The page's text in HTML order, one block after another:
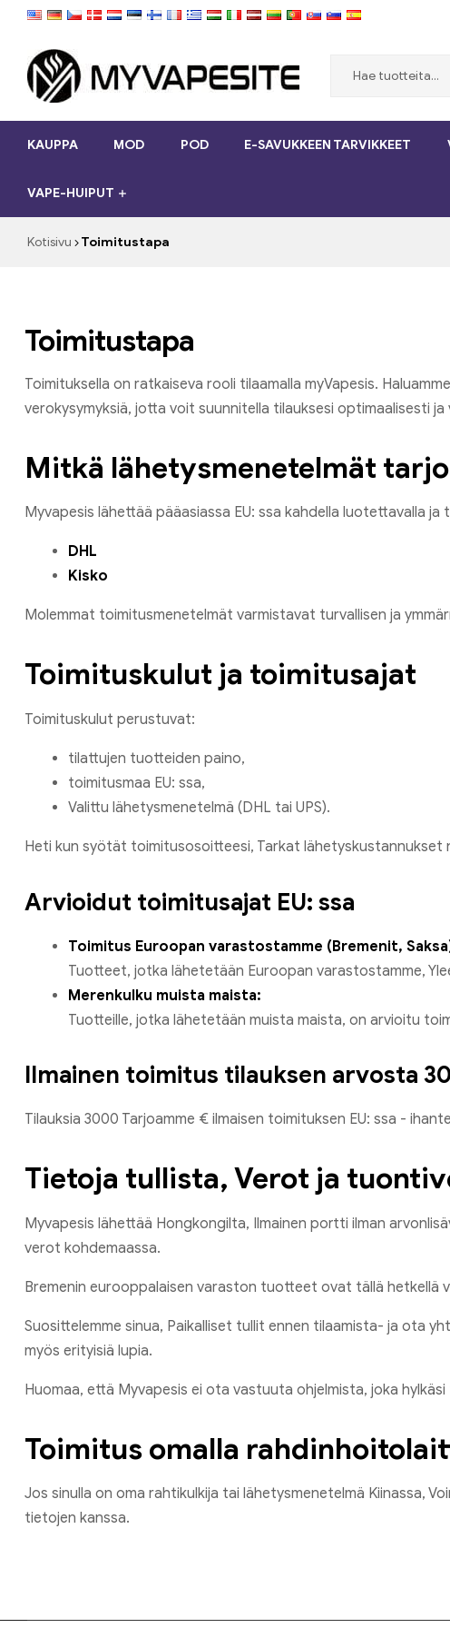
Myvapesite.de
savukkeet
halpaa
verkossa
KAUPPA MOD POD E-SAVUKKEEN TARVIKKEET
VAPE-HUIPUT
Kotisivu Toimitustapa
Toimitustapa
Toimituksella on ratkaiseva rooli tilaamalla myVapesis.
verokysymyksiä, jotta voit suunnitella tilauksesi optimaalisesti
Mitkä lähetysmenetelmät
Myvapesis lähettää pääasiassa EU: ssa kahdella luotettavalla
DHL
Kisko
Molemmat toimitusmenetelmät varmistavat turvallisen ja
Toimituskulut ja toimitusajat
Toimituskulut perustuvat:
tilattujen tuotteiden paino,
toimitusmaa EU: ssa,
Valittu lähetysmenetelmä (DHL tai UPS).
Heti kun syötät toimitusosoitteesi, Tarkat lähetyskustannukset
Arvioidut toimitusajat EU: ssa
Toimitus Euroopan varastostamme (Bremenit,
Tuotteet, jotka lähetetään Euroopan varastostamme,
Merenkulku muista maista:
Tuotteille, jotka lähetetään muista maista, on arvioitu
Ilmainen toimitus tilauksen arvosta
Tilauksia 3000 Tarjoamme € ilmaisen toimituksen EU: ssa -
Tietoja tullista, Verot ja
Myvapesis lähettää Hongkongilta, Ilmainen portti ilman
verot kohdemaassa.
Bremenin eurooppalaisen varaston tuotteet ovat tällä hetkellä
Suosittelemme sinua, Paikalliset tullit ennen tilaamista- ja ota
myös erityisiä lupia.
Huomaa, että Myvapesis ei ota vastuuta ohjelmista, joka
Toimitus omalla
Jos sinulla on oma rahtikulkija tai lähetysmenetelmä Kiinassa,
tietojen kanssa.